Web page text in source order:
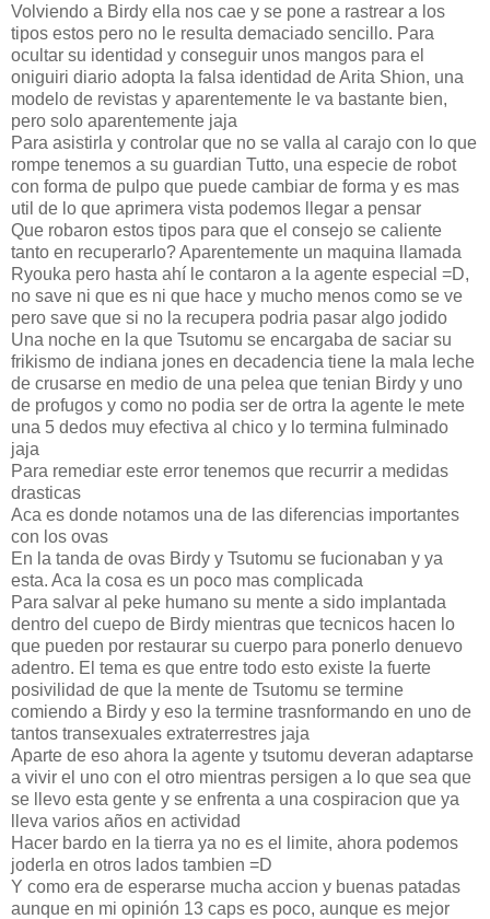
Volviendo a Birdy ella nos cae y se pone a rastrear a los
tipos estos pero no le resulta demaciado sencillo. Para
ocultar su identidad y conseguir unos mangos para el
oniguiri diario adopta la falsa identidad de Arita Shion, una
modelo de revistas y aparentemente le va bastante bien,
pero solo aparentemente jaja
Para asistirla y controlar que no se valla al carajo con lo que
rompe tenemos a su guardian Tutto, una especie de robot
con forma de pulpo que puede cambiar de forma y es mas
util de lo que aprimera vista podemos llegar a pensar
Que robaron estos tipos para que el consejo se caliente
tanto en recuperarlo? Aparentemente un maquina llamada
Ryouka pero hasta ahí le contaron a la agente especial =D,
no save ni que es ni que hace y mucho menos como se ve
pero save que si no la recupera podria pasar algo jodido
Una noche en la que Tsutomu se encargaba de saciar su
frikismo de indiana jones en decadencia tiene la mala leche
de crusarse en medio de una pelea que tenian Birdy y uno
de profugos y como no podia ser de ortra la agente le mete
una 5 dedos muy efectiva al chico y lo termina fulminado
jaja
Para remediar este error tenemos que recurrir a medidas
drasticas
Aca es donde notamos una de las diferencias importantes
con los ovas
En la tanda de ovas Birdy y Tsutomu se fucionaban y ya
esta. Aca la cosa es un poco mas complicada
Para salvar al peke humano su mente a sido implantada
dentro del cuepo de Birdy mientras que tecnicos hacen lo
que pueden por restaurar su cuerpo para ponerlo denuevo
adentro. El tema es que entre todo esto existe la fuerte
posivilidad de que la mente de Tsutomu se termine
comiendo a Birdy y eso la termine trasnformando en uno de
tantos transexuales extraterrestres jaja
Aparte de eso ahora la agente y tsutomu deveran adaptarse
a vivir el uno con el otro mientras persigen a lo que sea que
se llevo esta gente y se enfrenta a una cospiracion que ya
lleva varios años en actividad
Hacer bardo en la tierra ya no es el limite, ahora podemos
joderla en otros lados tambien =D
Y como era de esperarse mucha accion y buenas patadas
aunque en mi opinión 13 caps es poco, aunque es mejor